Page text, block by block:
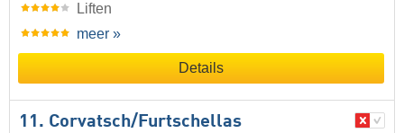
Liften
meer »
Details
11. Corvatsch/​Furtschellas